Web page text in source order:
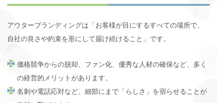
アウターブランディングは「お客様が目にするすべての場所で、
自社の良さや約束を形にして届け続けること」です。
価格競争からの脱却、ファン化、優秀な人材の確保など、多く
の経営的メリットがあります。
名刺や電話応対など、細部にまで「らしさ」を宿らせることが